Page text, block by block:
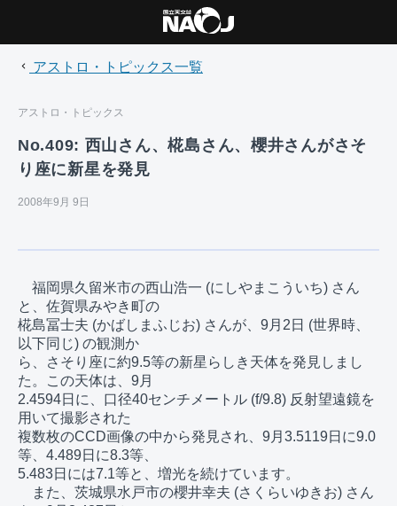
アストロ・トピックス一覧
アストロ・トピックス
No.409: 西山さん、椛島さん、櫻井さんがさそ
り座に新星を発見
2008年9月 9日
福岡県久留米市の西山浩一 (にしやまこういち) さん
と、佐賀県みやき町の
椛島冨士夫 (かばしまふじお) さんが、9月2日 (世界時、
以下同じ) の観測か
ら、さそり座に約9.5等の新星らしき天体を発見しまし
た。この天体は、9月
2.4594日に、口径40センチメートル (f/9.8) 反射望遠鏡を
用いて撮影された
複数枚のCCD画像の中から発見され、9月3.5119日に9.0
等、4.489日に8.3等、
5.483日には7.1等と、増光を続けています。
また、茨城県水戸市の櫻井幸夫 (さくらいゆきお) さん